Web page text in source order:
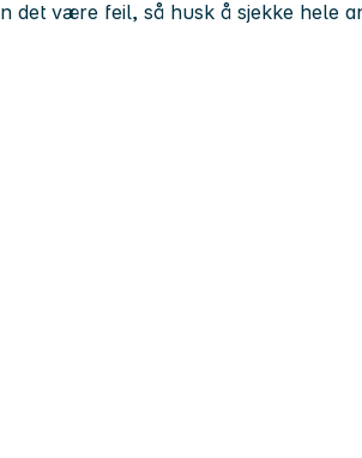
det være feil, så husk å sjekke hele